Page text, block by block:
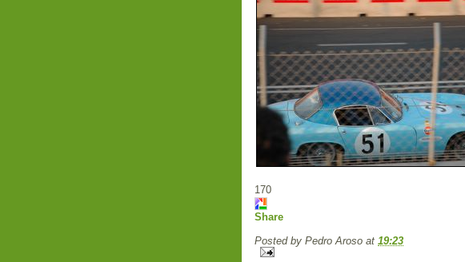
170
Share
Posted by Pedro Aroso at 19:23